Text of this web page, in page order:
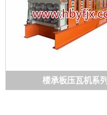
楼承板压瓦机系列